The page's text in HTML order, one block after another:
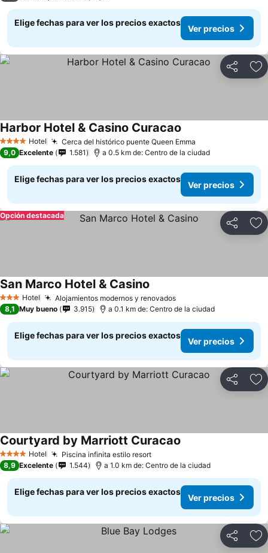
Elige fechas para ver los precios exactos
Ver precios
Compartir
4 EstrellasHotel Cerca del histórico puente Queen Emma
Harbor Hotel & Casino Curacao
9,0 Excelente 1.581 a 0.5 km de: Centro de la ciudad
Elige fechas para ver los precios exactos
Ver precios
Compartir
Opción destacada
3 Estrellas
Hotel Alojamientos modernos y renovadosVer precios
San Marco Hotel & Casino
8,1 Muy bueno 3.915 a 0.1 km de: Centro de la ciudad
Elige fechas para ver los precios exactos
Ver precios
Compartir
4 EstrellasHotel Piscina infinita estilo resortVer precios
Courtyard by Marriott Curacao
8,9 Excelente 1.544 a 1.0 km de: Centro de la ciudad
Elige fechas para ver los precios exactos
Ver precios
Compartir